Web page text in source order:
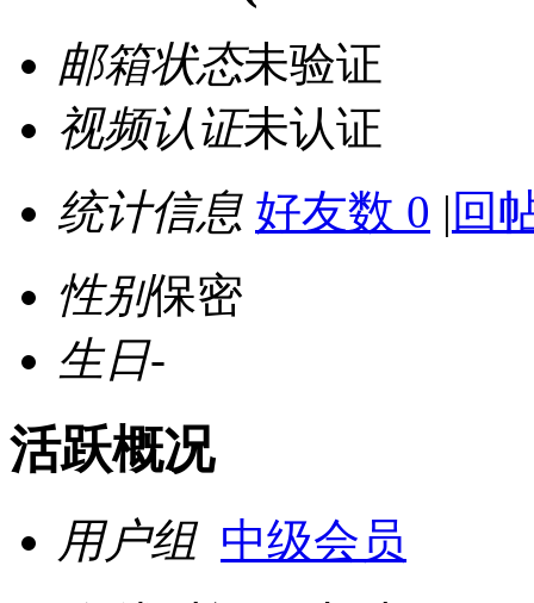
邮箱状态未验证
视频认证未认证
统计信息 好友数 0 | 回
性别保密
生日-
活跃概况
用户组 中级会员